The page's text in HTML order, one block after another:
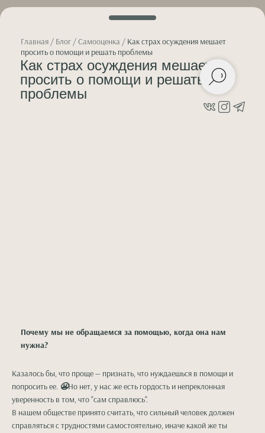
Главная / Блог / Самооценка / Как страх осуждения мешает
просить о помощи и решать проблемы
Как страх осуждения мешает
просить о помощи и решать
проблемы
Почему мы не обращаемся за помощью, когда она нам
нужна?
Казалось бы, что проще — признать, что нуждаешься в помощи и
попросить ее. 😬Но нет, у нас же есть гордость и непреклонная
уверенность в том, что "сам справлюсь".
В нашем обществе принято считать, что сильный человек должен
справляться с трудностями самостоятельно, иначе какой же ты